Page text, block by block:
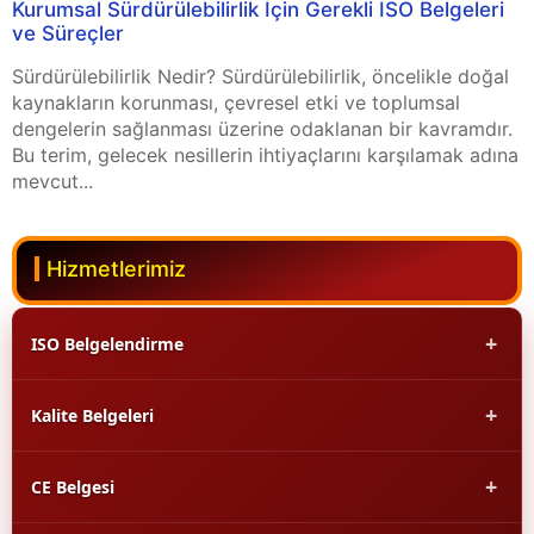
Kurumsal Sürdürülebilirlik İçin Gerekli ISO Belgeleri
ve Süreçler
Sürdürülebilirlik Nedir? Sürdürülebilirlik, öncelikle doğal
kaynakların korunması, çevresel etki ve toplumsal
dengelerin sağlanması üzerine odaklanan bir kavramdır.
Bu terim, gelecek nesillerin ihtiyaçlarını karşılamak adına
mevcut...
Hizmetlerimiz
ISO Belgelendirme +
ISO 9001 Kalite Yönetim Sistemi
ISO 14001 Çevre Yönetim Sistemi
Kalite Belgeleri +
ROHS Belgesi
CE Belgesi +